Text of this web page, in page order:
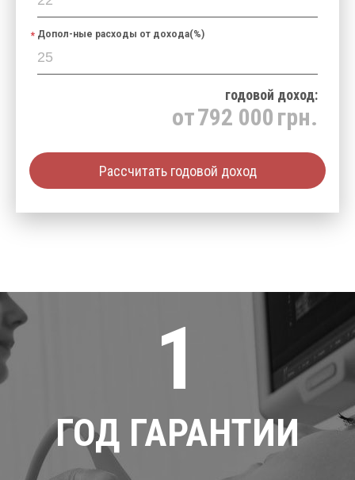
Допол-ные расходы от дохода(%)
годовой доход:
от792 000 грн.
Рассчитать годовой доход
1
ГОД ГАРАНТИИ